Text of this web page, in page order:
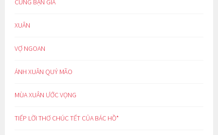
CÙNG BẠN GIÀ
XUÂN
VỢ NGOAN
ÁNH XUÂN QUÝ MÃO
MÙA XUÂN ƯỚC VỌNG
TIẾP LỜI THƠ CHÚC TẾT CỦA BÁC HỒ*